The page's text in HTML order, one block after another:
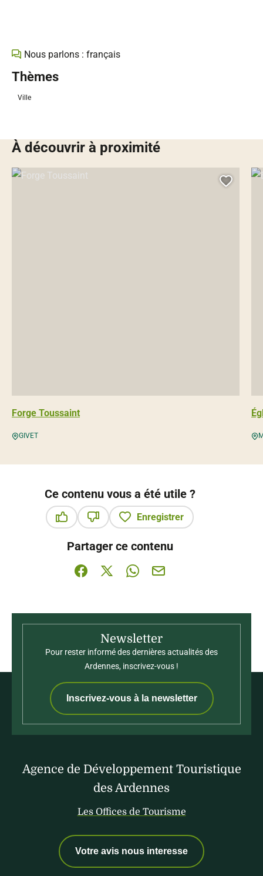
Nous parlons : français
Thèmes
Ville
À découvrir à proximité
Forge Toussaint
GIVET
Forge Toussaint, © Droits gérés – VAT
Ce contenu vous a été utile ?
Enregistrer
Partager ce contenu
Partager sur Facebook (nouvelle fenêtre)
Partager sur X / Twitter (nouvelle
Partager sur WhatsApp
Partager par mail
Newsletter
Pour rester informé des dernières actualités des
Ardennes, inscrivez-vous !
Inscrivez-vous à la newsletter
Agence de Développement Touristique
des Ardennes
Les Offices de Tourisme
Votre avis nous interesse